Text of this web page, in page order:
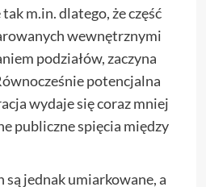
m.in. dlatego, że część
wewnętrznymi
podziałów, zaczyna
potencjalna
wydaje się coraz mniej
publiczne spięcia między
są jednak umiarkowane, a